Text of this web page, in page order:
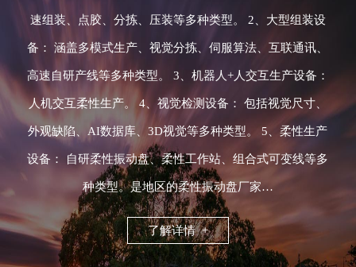
速组装、点胶、分拣、压装等多种类型。 2、大型组装设
备： 涵盖多模式生产、视觉分拣、伺服算法、互联通讯、
高速自研产线等多种类型。 3、机器人+人交互生产设备：
人机交互柔性生产。 4、视觉检测设备： 包括视觉尺寸、
外观缺陷、AI数据库、3D视觉等多种类型。 5、柔性生产
设备： 自研柔性振动盘、柔性工作站、组合式可变线等多
种类型。是地区的柔性振动盘厂家…
了解详情 +